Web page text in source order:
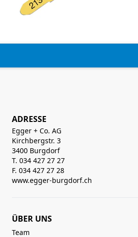
ADRESSE
Egger + Co. AG
Kirchbergstr. 3
3400 Burgdorf
T. 034 427 27 27
F. 034 427 27 28
www.egger-burgdorf.ch
ÜBER UNS
Team